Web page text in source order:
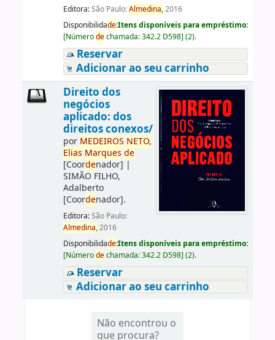
Editora:São Paulo:Almedina,2016
Disponibilidade:Itens disponíveis para empréstimo:
[Númerodechamada:342.2 D598] (2).
Reservar
Adicionar ao seu carrinho
Direito dos
negócios
aplicado: dos
direitos conexos/
por MEDEIROS NETO,
Elias Marques de
[Coordenador] |
SIMÃO FILHO,
Adalberto
[Coordenador].
Editora:São Paulo:
Almedina,2016
Disponibilidade:Itens disponíveis para empréstimo:
[Númerodechamada:342.2 D598] (2).
Reservar
Adicionar ao seu carrinho
Não encontrou o
que procura?